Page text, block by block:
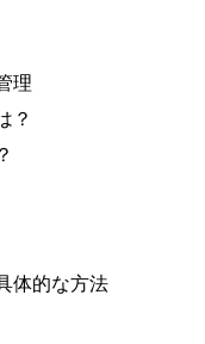
理
？
体的な方法